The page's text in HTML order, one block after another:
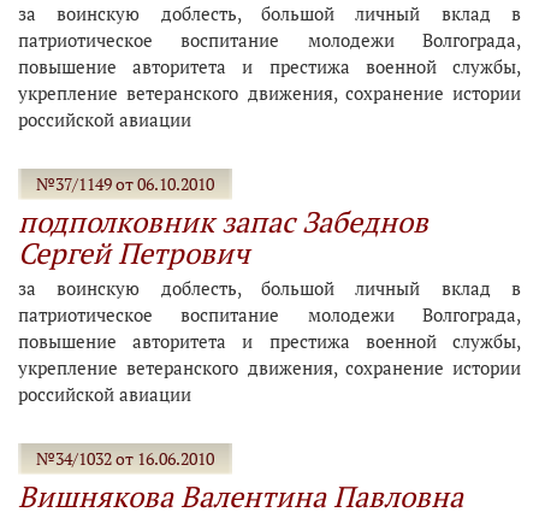
за воинскую доблесть, большой личный вклад в
патриотическое воспитание молодежи Волгограда,
повышение авторитета и престижа военной службы,
укрепление ветеранского движения, сохранение истории
российской авиации
№37/1149 от 06.10.2010
подполковник запас Забеднов
Сергей Петрович
за воинскую доблесть, большой личный вклад в
патриотическое воспитание молодежи Волгограда,
повышение авторитета и престижа военной службы,
укрепление ветеранского движения, сохранение истории
российской авиации
№34/1032 от 16.06.2010
Вишнякова Валентина Павловна